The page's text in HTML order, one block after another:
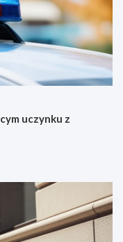
uczynku z